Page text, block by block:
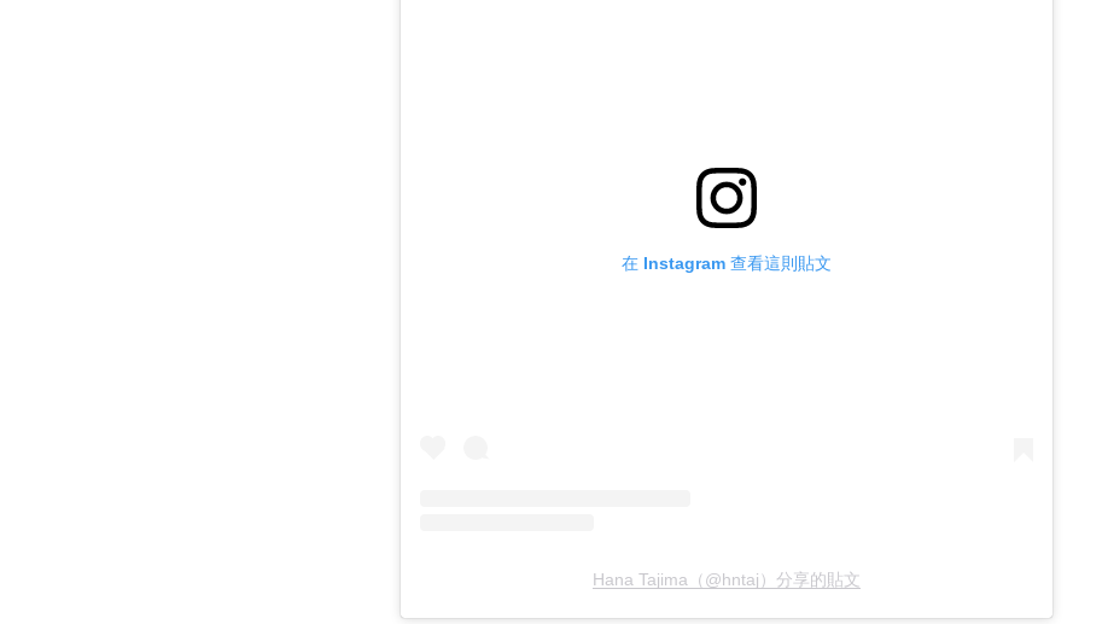
在 Instagram 查看這則貼文
Hana Tajima（@hntaj）分享的貼文